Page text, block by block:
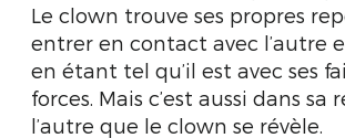
Le clown trouve ses propres
entrer en contact avec l’autre
en étant tel qu’il est avec ses
forces. Mais c’est aussi dans sa
l’autre que le clown se révèle.